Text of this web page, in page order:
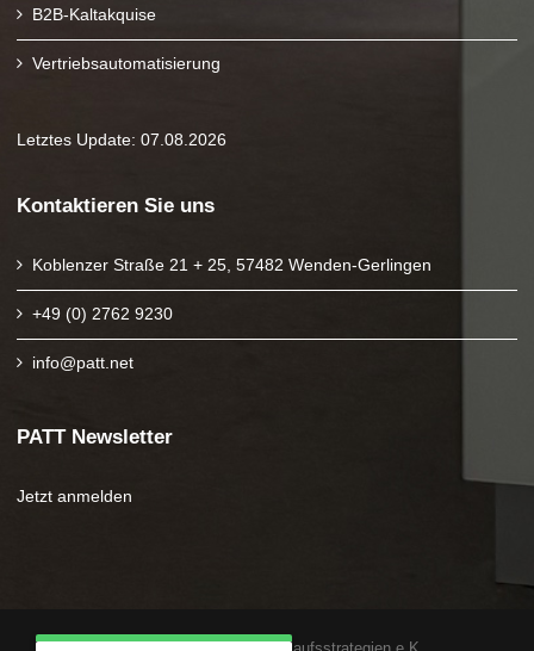
B2B-Kaltakquise
Vertriebsautomatisierung
Letztes Update: 07.08.2026
Kontaktieren Sie uns
Koblenzer Straße 21 + 25, 57482 Wenden-Gerlingen
+49 (0) 2762 9230
info@patt.net
PATT Newsletter
Jetzt anmelden